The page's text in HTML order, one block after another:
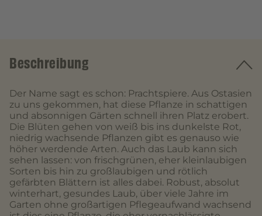
Beschreibung
Der Name sagt es schon: Prachtspiere. Aus Ostasien
zu uns gekommen, hat diese Pflanze in schattigen
und absonnigen Gärten schnell ihren Platz erobert.
Die Blüten gehen von weiß bis ins dunkelste Rot,
niedrig wachsende Pflanzen gibt es genauso wie
höher werdende Arten. Auch das Laub kann sich
sehen lassen: von frischgrünen, eher kleinlaubigen
Sorten bis hin zu großlaubigen und rötlich
gefärbten Blättern ist alles dabei. Robust, absolut
winterhart, gesundes Laub, über viele Jahre im
Garten ohne großartigen Pflegeaufwand wachsend